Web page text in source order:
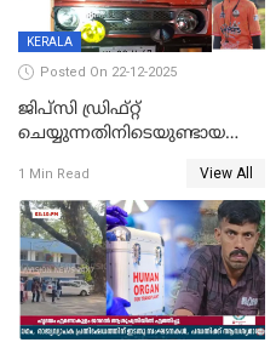
KERALA
Posted On 22-12-2025
ജിപ്സി ഡ്രിഫ്റ്റ്
ചെയ്യുന്നതിനിടെയുണ്ടായ
ദാരുണാന്ത്യം; ജീപ്സി
ഓടിച്ചയാൾ അറസ്റ്റിൽ.
1 Min Read View All